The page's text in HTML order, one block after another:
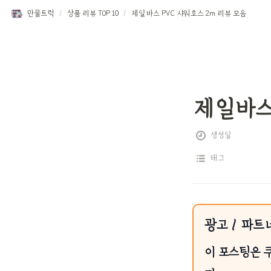
만물트럭 / 상품 리뷰 TOP 10 / 제일바스 PVC 샤워호스 2m 리뷰 모음
제일바
생성일
태그
광고 / 파트
이 포스팅은